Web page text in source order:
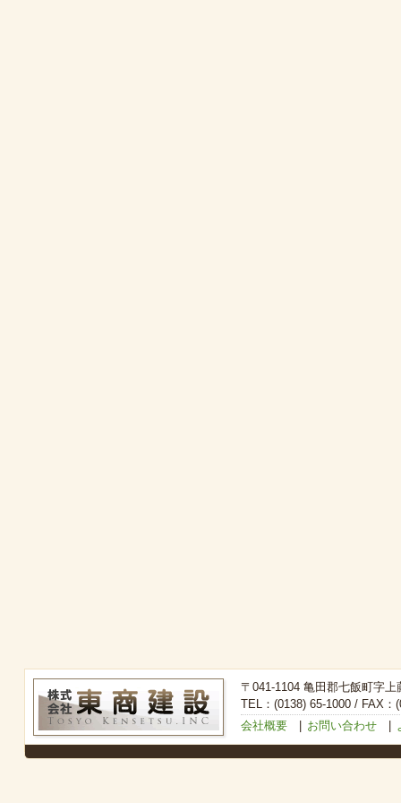
〒041-1104 亀田郡七飯町字上
TEL：(0138) 65-1000 / FAX：
会社概要| お問い合わせ|